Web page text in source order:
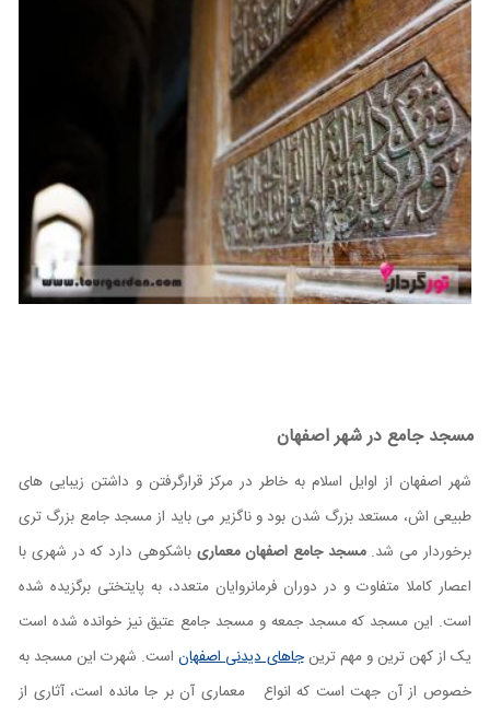
مسجد جامع در شهر اصفهان
شهر اصفهان از اوایل اسلام به خاطر در مرکز قرارگرفتن و داشتن زیبایی های
طبیعی اش، مستعد بزرگ شدن بود و ناگزیر می باید از مسجد جامع بزرگ تری
برخوردار می شد.مسجد جامع اصفهان معماری باشکوهی دارد که در شهری با
اعصار كاملا متفاوت و در دوران فرمانروایان متعدد، به پایتختی برگزیده شده
است. این مسجد که مسجد جمعه و مسجد جامع عتیق نیز خوانده شده است
یک از کهن ترین و مهم ترینجاهای دیدنی اصفهاناست. شهرت این مسجد به
خصوص از آن جهت است که انواع
معماری آن بر جا مانده است، آثاری از